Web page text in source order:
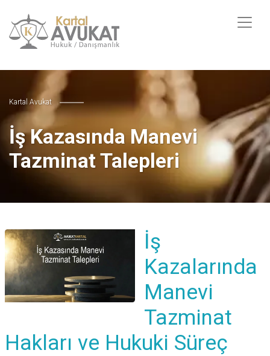
Kartal Avukat
İş Kazasında Manevi
Tazminat Talepleri
İş
Kazalarında
Manevi
Tazminat
Hakları ve Hukuki Süreç